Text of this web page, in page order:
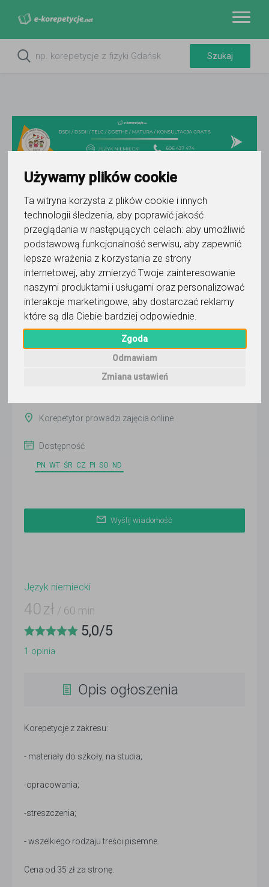
Używamy plików cookie
Ta witryna korzysta z plików cookie i innych
technologii śledzenia, aby poprawić jakość
przeglądania w następujących celach: aby umożliwić
podstawową funkcjonalność serwisu, aby zapewnić
lepsze wrażenia z korzystania ze strony
internetowej, aby zmierzyć Twoje zainteresowanie
naszymi produktami i usługami oraz personalizować
interakcje marketingowe, aby dostarczać reklamy
które są dla Ciebie bardziej odpowiednie
Zgoda
Odmawiam
Zmiana ustawień
Do ulubionych
Oznacz wystąpienie kontaktu
Ewa Mrugalska
Wyślij wiadomość
Korepetytor prowadzi zajęcia online
Dostępność
PN WT ŚR CZ PI SO ND
Wyślij wiadomość
Język niemiecki
40 zł / 60 min
5,0/5
1 opinia
Opis ogłoszenia
Korepetycje z zakresu:
- materiały do szkoły, na studia;
-opracowania;
-streszczenia;
- wszelkiego rodzaju treści pisemne.
Cena od 35 zł za stronę.